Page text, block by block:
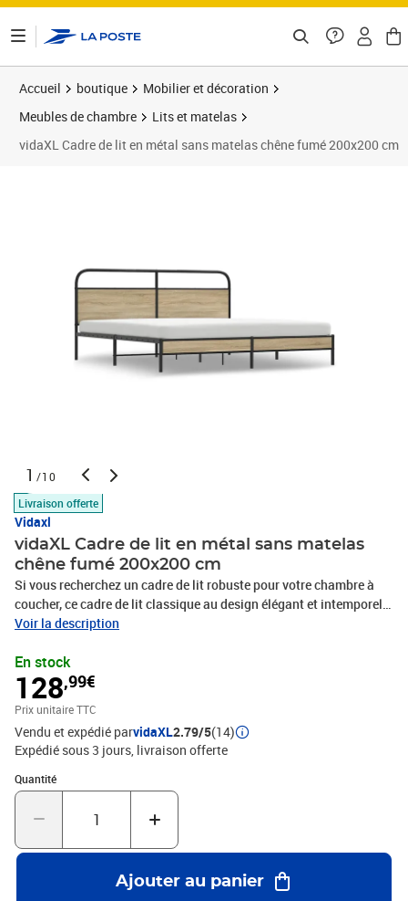
Accueil boutique
Mobilier et décoration
Meubles de chambre
Lits et matelas
vidaXL Cadre de lit en métal sans matelas chêne fumé 200x200 cm
1 /10
Livraison offerte
Vidaxl
vidaXL Cadre de lit en métal sans matelas
chêne fumé 200x200 cm
Si vous recherchez un cadre de lit robuste pour votre chambre à
coucher, ce cadre de lit classique au design élégant et intemporel
est le choix parfait pour vous !Construction métallique robuste : le
dur et solide qui offre une robustesse et une stabilité
exceptionnelles.Pieds stables et durables : ce lit est soutenu par
des pieds robustes, ce qui garantit sa stabilité, sa sécurité et sa
fermeté.Tête de lit polyvalente : ce cadre de lit est équipé d'une tête
de lit qui offre un excellent soutien dorsal lorsque vous vous
asseyez dans le lit pour lire ou regarder la télévision, tout en
servant d'élément décoratif.Sommier à lattes pour un soutien
optimal : le cadre de lit est équipé d'un sommier à lattes qui assure
le soutien et la respirabilité de votre matelas.Bon à savoir :Un
variété de matelas. Vous pouvez consulter notre boutique pour
trouver un matelas assorti.Couleur : chêne fuméMatériau : acier,
bois d'ingénierieDimensions totales : 207 x 206 x 100 cm (L x l x
Voir la description
En stock
128,99€
Prix unitaire TTC
Vendu et expédié parvidaXL2.79/5(14)
Expédié sous 3 jours livraison offerte
Quantité
Quantité : 1
Ajouter au panier